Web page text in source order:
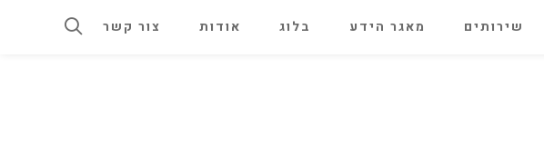
שירותים מאגר הידע בלוג אודות צור קשר